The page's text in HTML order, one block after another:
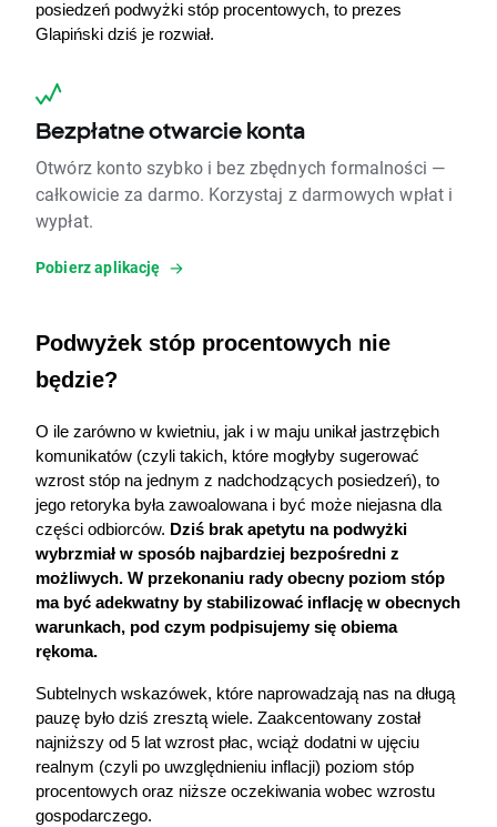
posiedzeń podwyżki stóp procentowych, to prezes
Glapiński dziś je rozwiał.
Bezpłatne otwarcie konta
Otwórz konto szybko i bez zbędnych formalności —
całkowicie za darmo. Korzystaj z darmowych wpłat i
wypłat.
Pobierz aplikację
Podwyżek stóp procentowych nie
będzie?
O ile zarówno w kwietniu, jak i w maju unikał jastrzębich
komunikatów (czyli takich, które mogłyby sugerować
wzrost stóp na jednym z nadchodzących posiedzeń), to
jego retoryka była zawoalowana i być może niejasna dla
części odbiorców. Dziś brak apetytu na podwyżki
wybrzmiał w sposób najbardziej bezpośredni z
możliwych. W przekonaniu rady obecny poziom stóp
ma być adekwatny by stabilizować inflację w obecnych
warunkach, pod czym podpisujemy się obiema
rękoma.
Subtelnych wskazówek, które naprowadzają nas na długą
pauzę było dziś zresztą wiele. Zaakcentowany został
najniższy od 5 lat wzrost płac, wciąż dodatni w ujęciu
realnym (czyli po uwzględnieniu inflacji) poziom stóp
procentowych oraz niższe oczekiwania wobec wzrostu
gospodarczego.